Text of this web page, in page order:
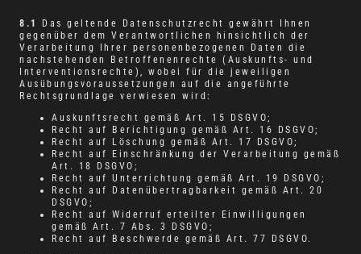
8.1
Das geltende Datenschutzrecht gewährt Ihnen
gegenüber dem Verantwortlichen hinsichtlich der
Verarbeitung Ihrer personenbezogenen Daten die
nachstehenden Betroffenenrechte (Auskunfts- und
Interventionsrechte), wobei für die jeweiligen
Ausübungsvoraussetzungen auf die angeführte
Rechtsgrundlage verwiesen wird:
Auskunftsrecht gemäß Art. 15 DSGVO;
Recht auf Berichtigung gemäß Art. 16 DSGVO;
Recht auf Löschung gemäß Art. 17 DSGVO;
Recht auf Einschränkung der Verarbeitung gemäß
Art. 18 DSGVO;
Recht auf Unterrichtung gemäß Art. 19 DSGVO;
Recht auf Datenübertragbarkeit gemäß Art. 20
DSGVO;
Recht auf Widerruf erteilter Einwilligungen
gemäß Art. 7 Abs. 3 DSGVO;
Recht auf Beschwerde gemäß Art. 77 DSGVO.